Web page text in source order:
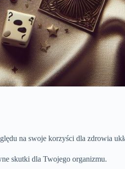
na swoje korzyści dla zdrowia
skutki dla Twojego organizmu.